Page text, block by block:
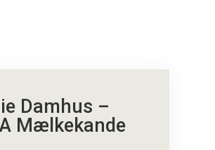
Damhus –
Mælkekande